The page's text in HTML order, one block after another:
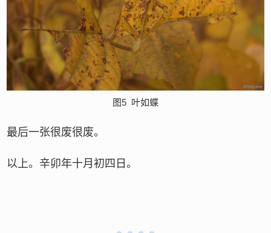
图5 叶如蝶
最后一张很废很废。
以上。辛卯年十月初四日。